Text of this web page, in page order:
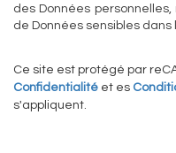
des Données
de Données sensibles
Ce site est protégé par
Confidentialité et es
s'appliquent.